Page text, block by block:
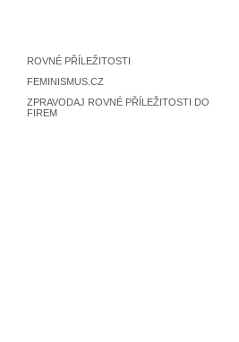
ROVNÉ PŘÍLEŽITOSTI
FEMINISMUS.CZ
ZPRAVODAJ ROVNÉ PŘÍLEŽITOSTI DO
FIREM